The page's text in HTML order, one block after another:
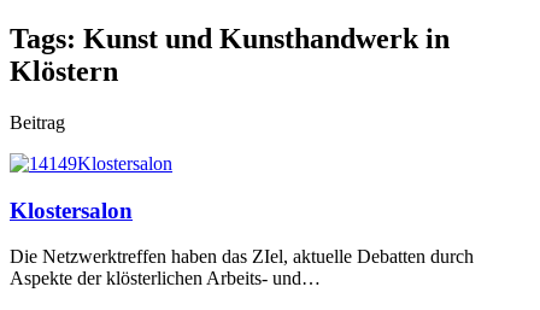
Tags: Kunst und Kunsthandwerk in
Klöstern
Beitrag
Klostersalon
Die Netzwerktreffen haben das ZIel, aktuelle Debatten durch
Aspekte der klösterlichen Arbeits- und…